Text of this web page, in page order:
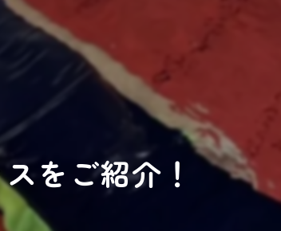
をご紹介！